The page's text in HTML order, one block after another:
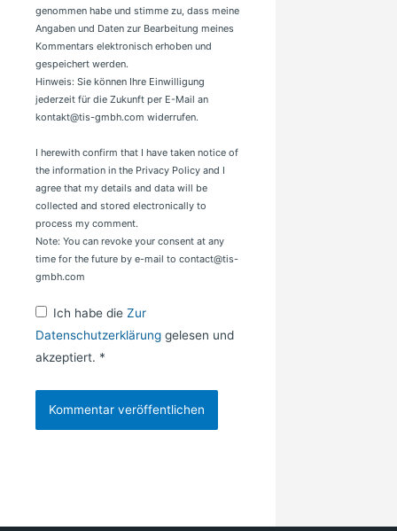
genommen habe und stimme zu, dass meine
Angaben und Daten zur Bearbeitung meines
Kommentars elektronisch erhoben und
gespeichert werden.
Hinweis: Sie können Ihre Einwilligung
jederzeit für die Zukunft per E-Mail an
kontakt@tis-gmbh.com widerrufen.
I herewith confirm that I have taken notice of
the information in the Privacy Policy and I
agree that my details and data will be
collected and stored electronically to
process my comment.
Note: You can revoke your consent at any
time for the future by e-mail to contact@tis-
gmbh.com
Ich habe die Zur
Datenschutzerklärung gelesen und
akzeptiert. *